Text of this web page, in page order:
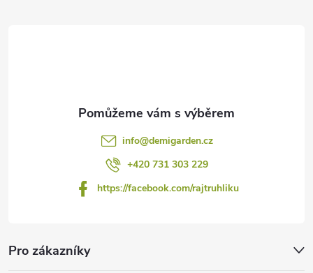
info@demigarden.cz
+420 731 303 229
https://facebook.com/rajtruhliku
Pro zákazníky